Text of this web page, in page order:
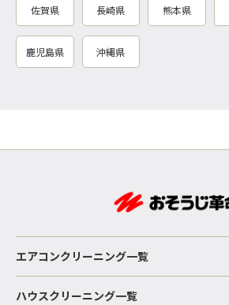
佐賀県 長崎県 熊本県
鹿児島県 沖縄県
エアコンクリーニング一覧
ハウスクリーニング一覧